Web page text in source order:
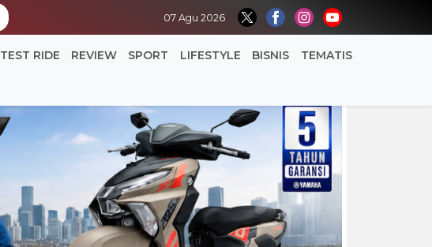
07 Agu 2026
TEST RIDE REVIEW SPORT LIFESTYLE BISNIS TEMATIS